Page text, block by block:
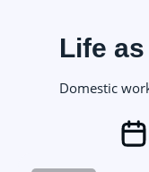
Life
Domestic